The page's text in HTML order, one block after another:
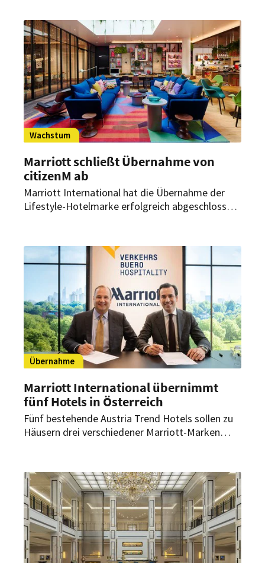
Wachstum
Marriott schließt Übernahme von
citizenM ab
Marriott International hat die Übernahme der
Lifestyle-Hotelmarke erfolgreich abgeschlossen.
weiter ausbauen und Mitgliedern des
Treueprogramms Marriott Bonvoy künftig noch
mehr Auswahl an Reiszeilen weltweit bieten.
Übernahme
Marriott International übernimmt
fünf Hotels in Österreich
Fünf bestehende Austria Trend Hotels sollen zu
Häusern drei verschiedener Marriott-Marken
Österreich.